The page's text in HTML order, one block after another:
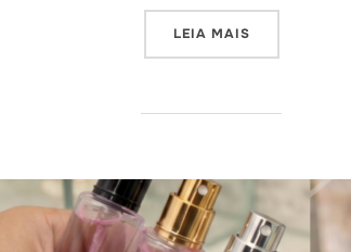
LEIA MAIS“COMO